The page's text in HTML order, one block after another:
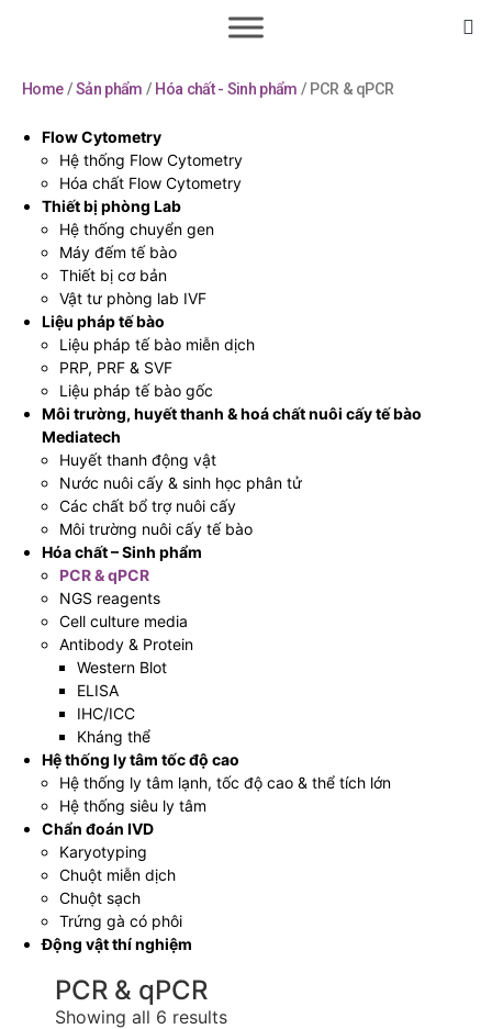
Home/Sản phẩm / Hóa chất - Sinh phẩm / PCR & qPCR
Flow Cytometry
Hệ thống Flow Cytometry
Hóa chất Flow Cytometry
Thiết bị phòng Lab
Hệ thống chuyển gen
Máy đếm tế bào
Thiết bị cơ bản
Vật tư phòng lab IVF
Liệu pháp tế bào
Liệu pháp tế bào miễn dịch
PRP, PRF & SVF
Liệu pháp tế bào gốc
Môi trường, huyết thanh & hoá chất nuôi cấy tế bào
Mediatech
Huyết thanh động vật
Nước nuôi cấy & sinh học phân tử
Các chất bổ trợ nuôi cấy
Môi trường nuôi cấy tế bào
Hóa chất – Sinh phẩm
PCR & qPCR
NGS reagents
Cell culture media
Antibody & Protein
Western Blot
ELISA
IHC/ICC
Kháng thể
Hệ thống ly tâm tốc độ cao
Hệ thống ly tâm lạnh, tốc độ cao & thể tích lớn
Hệ thống siêu ly tâm
Chẩn đoán IVD
Karyotyping
Chuột miễn dịch
Chuột sạch
Trứng gà có phôi
Động vật thí nghiệm
PCR & qPCR
Showing all 6 results